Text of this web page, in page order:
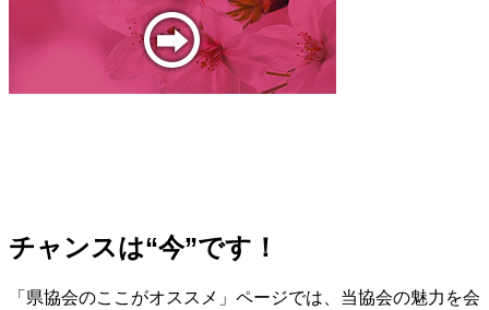
チャンスは“今”です！
「県協会のここがオススメ」ページでは、当協会の魅力を会